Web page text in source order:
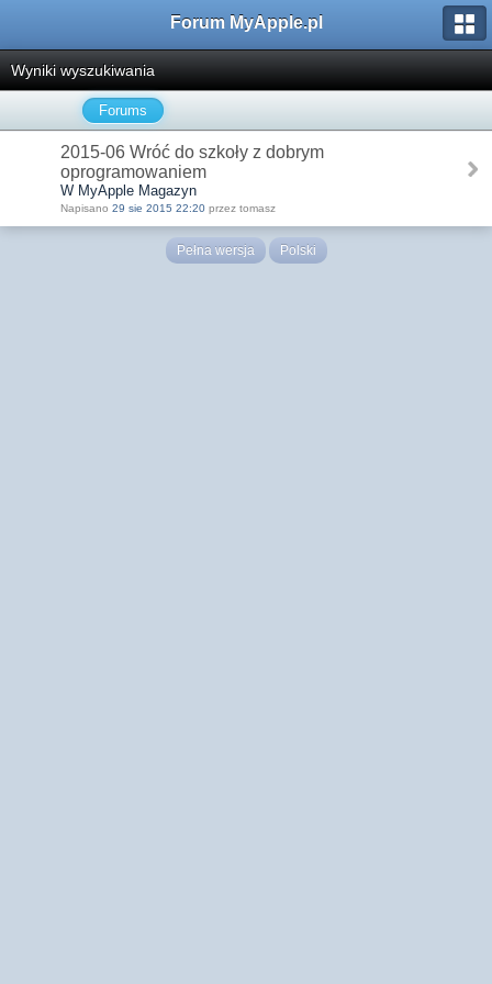
Forum MyApple.pl
Wyniki wyszukiwania
Forums
2015-06 Wróć do szkoły z dobrym
oprogramowaniem
W MyApple Magazyn
Napisano 29 sie 2015 22:20 przez tomasz
Pełna wersja Polski